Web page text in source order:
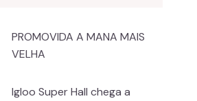
PROMOVIDA A MANA MAIS
VELHA
Igloo Super Hall chega a